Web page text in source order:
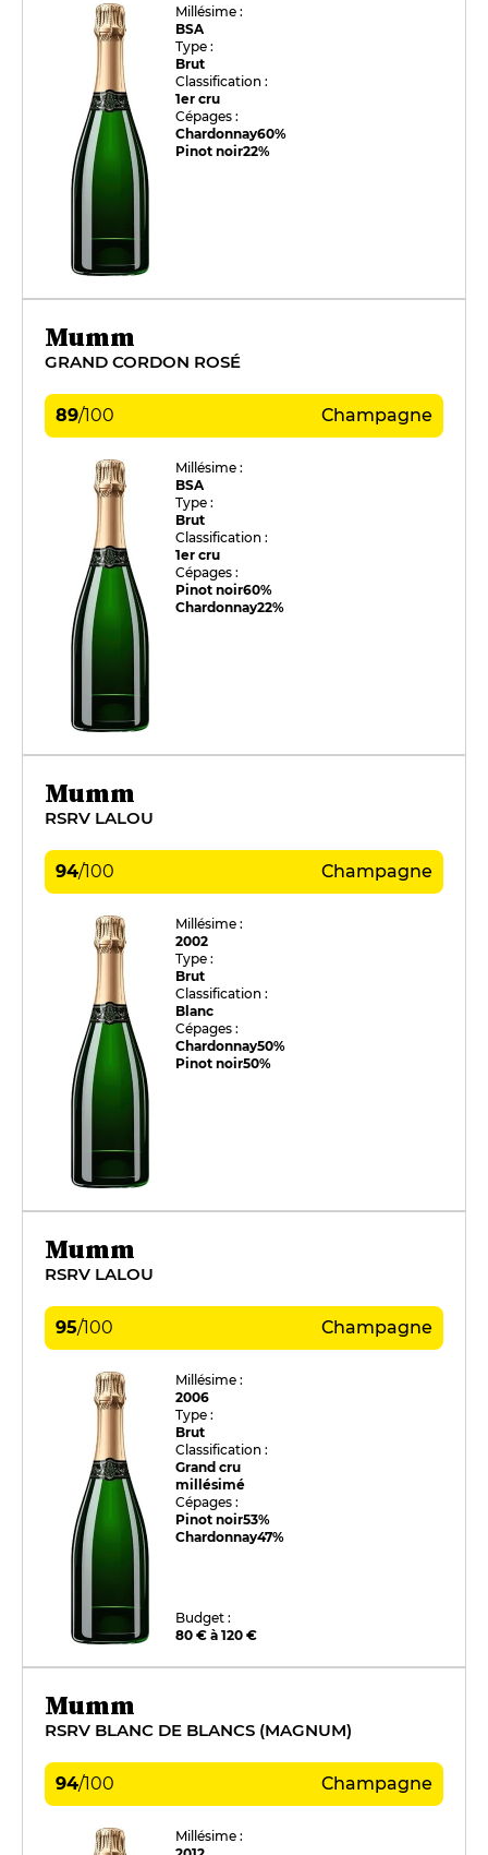
Millésime :
BSA
Type :
Brut
Classification :
1er cru
Cépages :
Chardonnay60%
Pinot noir22%
Mumm
GRAND CORDON ROSÉ
89/100 Champagne
Millésime :
BSA
Type :
Brut
Classification :
1er cru
Cépages :
Pinot noir60%
Chardonnay22%
Mumm
RSRV LALOU
94/100 Champagne
Millésime :
2002
Type :
Brut
Classification :
Blanc
Cépages :
Chardonnay50%
Pinot noir50%
Mumm
RSRV LALOU
95/100 Champagne
Millésime :
2006
Type :
Brut
Classification :
Grand cru
millésimé
Cépages :
Pinot noir53%
Chardonnay47%
Budget :
80 € à 120 €
Mumm
RSRV BLANC DE BLANCS (MAGNUM)
94/100 Champagne
Millésime :